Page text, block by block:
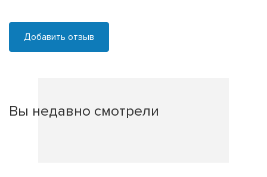
Добавить отзыв
Вы недавно смотрели